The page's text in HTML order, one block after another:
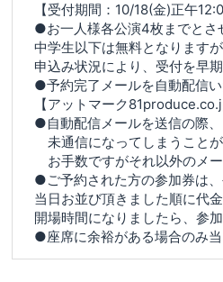
【受付期間：10/18(金)正午
●お一人様各公演4枚までとさ
中学生以下は無料となります
申込み状況により、受付を早
●予約完了メールを自動配信い
【アットマーク
●自動配信メールを送信の際
未通信になってしまうことが
お手数ですがそれ以外のメ
●ご予約された方の参加券は
当日お並び頂きました順に代
開場時間になりましたら、参
●座席に余裕がある場合のみ当